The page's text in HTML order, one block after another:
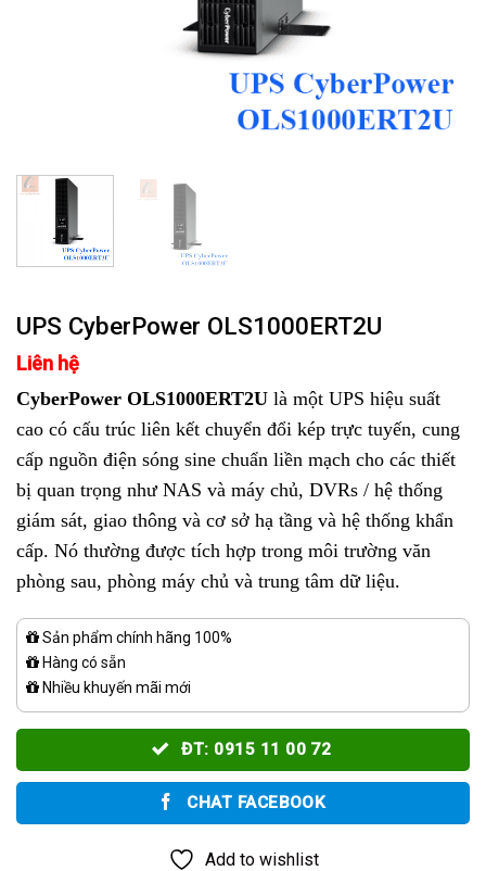
UPS CyberPower OLS1000ERT2U
Liên hệ
CyberPower OLS1000ERT2U là một UPS hiệu suất
cao có cấu trúc liên kết chuyển đổi kép trực tuyến, cung
cấp nguồn điện sóng sine chuẩn liền mạch cho các thiết
bị quan trọng như NAS và máy chủ, DVRs / hệ thống
giám sát, giao thông và cơ sở hạ tầng và hệ thống khẩn
cấp. Nó thường được tích hợp trong môi trường văn
phòng sau, phòng máy chủ và trung tâm dữ liệu.
Sản phẩm chính hãng 100%
Hàng có sẵn
Nhiều khuyến mãi mới
ĐT: 0915 11 00 72
CHAT FACEBOOK
Add to wishlist